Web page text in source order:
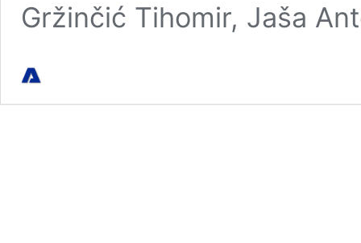
Gržinčić Tihomir, Jaša